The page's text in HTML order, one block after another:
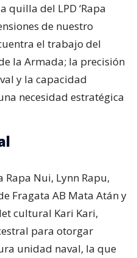
quilla del LPD ‘Rapa
de nuestro
el trabajo del
la Armada; la precisión
y la capacidad
necesidad estratégica
Nui, Lynn Rapu,
Fragata AB Mata Atán y
cultural Kari Kari,
para otorgar
unidad naval, la que